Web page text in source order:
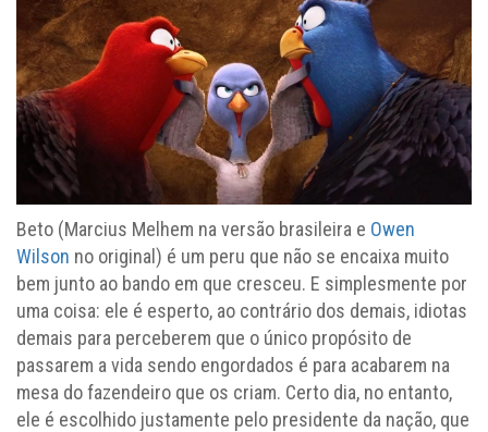
Beto (Marcius Melhem na versão brasileira e Owen
Wilson no original) é um peru que não se encaixa muito
bem junto ao bando em que cresceu. E simplesmente por
uma coisa: ele é esperto, ao contrário dos demais, idiotas
demais para perceberem que o único propósito de
passarem a vida sendo engordados é para acabarem na
mesa do fazendeiro que os criam. Certo dia, no entanto,
ele é escolhido justamente pelo presidente da nação, que